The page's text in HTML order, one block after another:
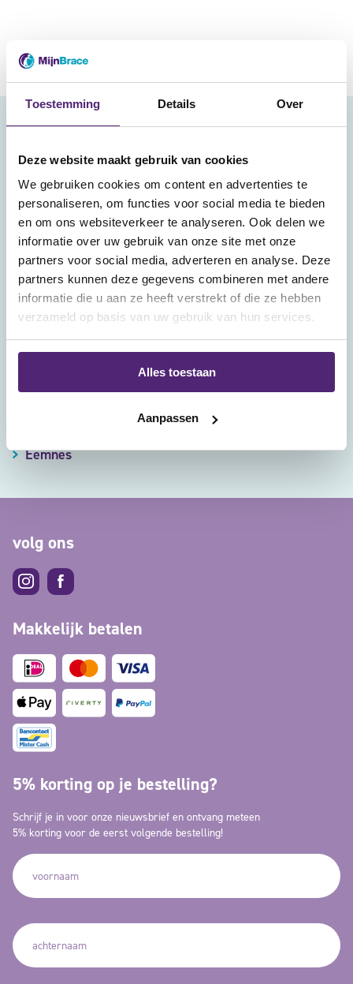
Toestemming Details Over
Deze website maakt gebruik van cookies
We gebruiken cookies om content en advertenties te
personaliseren, om functies voor social media te bieden
en om ons websiteverkeer te analyseren. Ook delen we
informatie over uw gebruik van onze site met onze
partners voor social media, adverteren en analyse. Deze
partners kunnen deze gegevens combineren met andere
informatie die u aan ze heeft verstrekt of die ze hebben
verzameld op basis van uw gebruik van hun services.
Alles toestaan
Aanpassen
levertijd en verzendkosten
ruilen en retourneren
garantie en klachten
veiligheid en privacy
status bestelling
hulp nodig?
Eemnes
volg ons
Makkelijk betalen
5% korting op je bestelling?
Schrijf je in voor onze nieuwsbrief en ontvang meteen
5% korting voor de eerst volgende bestelling!